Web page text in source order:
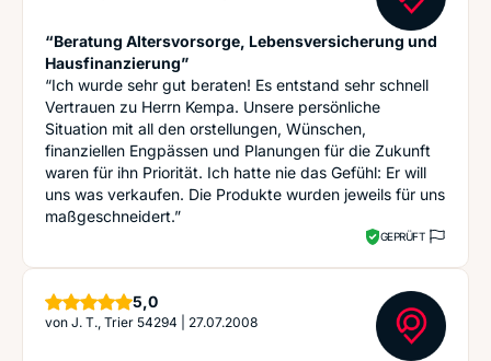
“Beratung Altersvorsorge, Lebensversicherung und
Hausfinanzierung”
“Ich wurde sehr gut beraten! Es entstand sehr schnell
Vertrauen zu Herrn Kempa. Unsere persönliche
Situation mit all den orstellungen, Wünschen,
finanziellen Engpässen und Planungen für die Zukunft
waren für ihn Priorität. Ich hatte nie das Gefühl: Er will
uns was verkaufen. Die Produkte wurden jeweils für uns
maßgeschneidert.”
GEPRÜFT
5,0Sterne
von J. T., Trier 54294 27.07.2008